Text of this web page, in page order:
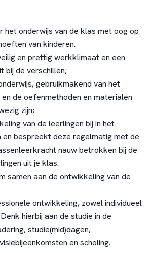
het onderwijs van de klas met oog op
van kinderen.
en prettig werkklimaat en een
bij de verschillen;
gebruikmakend van het
de oefenmethoden en materialen
zijn;
van de leerlingen bij in het
bespreekt deze regelmatig met de
nauw betrokken bij de
uit je klas.
samen aan de ontwikkeling van de
ontwikkeling, zowel individueel
hierbij aan de studie in de
studie(mid)dagen,
en scholing.